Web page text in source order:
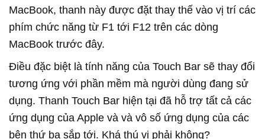
MacBook, thanh này được đặt thay thế vào vị trí các
phím chức năng từ F1 tới F12 trên các dòng
MacBook trước đây.
Điều đặc biệt là tính năng của Touch Bar sẽ thay đổi
tương ứng với phần mềm mà người dùng đang sử
dụng. Thanh Touch Bar hiện tại đã hỗ trợ tất cả các
ứng dụng của Apple và và vô số ứng dụng của các
bên thứ ba sắp tới. Khá thú vị phải không?